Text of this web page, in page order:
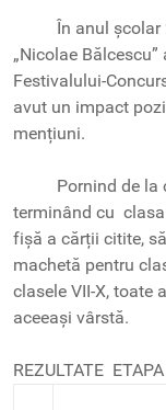
În anul școlar
„Nicolae
Festivalului-
avut un impact
mențiuni.
Pornind de la o
terminând cu
fișă a cărții citite,
machetă pentru
clasele VII-X, toate
aceeași vârstă.
REZULTATE